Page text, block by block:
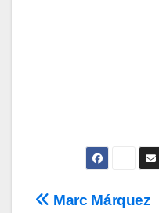
Navegación
Marc Márquez